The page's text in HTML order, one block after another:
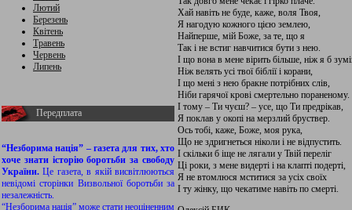
Лютий
Березень
Квітень
Травень
Червень
Липень
Передплата
“Незборима нація” – газета для тих, хто
хоче знати історію боротьби за свободу
України.Це газета, в якій висвітлюються
невідомі сторінки Визвольної боротьби за
незалежність.
“Незборима нація” може стати неоціненним
Хай навіть не буде, каже, воля Твоя,
Я нагодую кожного цією землею,
Найперше, мій Боже, за те, що я
Так і не встиг навчитися бути з нею.
І що вона в мене вірить більше, ніж я б
Ніж велять усі твої біблії і корани,
І що мені з нею бракне потрібних слів,
Ніби гарячої крові смертельно пораненому.
І тому – Ти чуєш? – усе, що Ти предрікав,
Я поклав у окопі на мерзлий бруствер.
Ось тобі, каже, Боже, моя рука,
Що не здригнеться ніколи і не відпустить.
І скільки б іще не лягали у Твій переліг
Ці роки, з мене видерті і на клапті подерті,
Я не втомлюся мститися за усіх своїх
І ту жінку, що чекатиме навіть по смерті.